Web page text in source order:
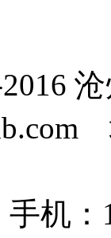
机：